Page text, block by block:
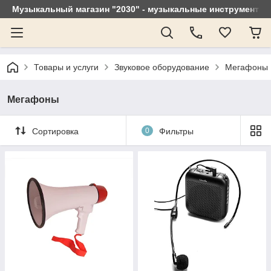
Музыкальный магазин "2030" - музыкальные
Товары и услуги Звуковое оборудование Мегафоны
Мегафоны
Сортировка 0 Фильтры